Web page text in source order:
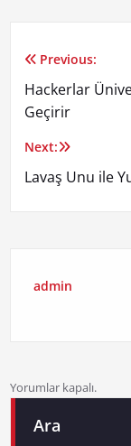
Yazı
Previous:
Hackerlar
Geçirir
Next:
Lavaş Unu ile
admin
Yorumlar kapalı.
Ara